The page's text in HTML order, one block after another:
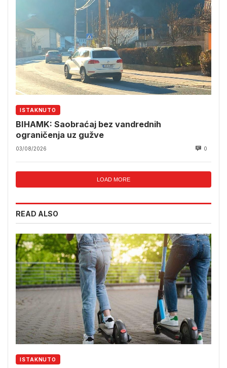
ISTAKNUTO
BIHAMK: Saobraćaj bez vandrednih
ograničenja uz gužve
03/08/2026 0
LOAD MORE
READ ALSO
ISTAKNUTO